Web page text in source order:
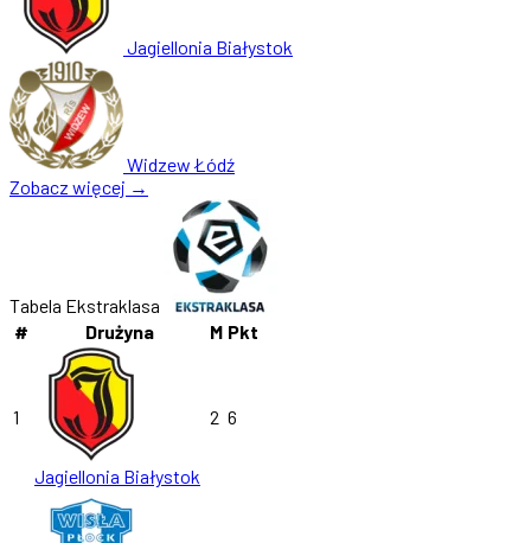
Jagiellonia Białystok
Widzew Łódź
Zobacz więcej →
Tabela Ekstraklasa
#
Drużyna M Pkt
1
Jagiellonia Białystok
2 6